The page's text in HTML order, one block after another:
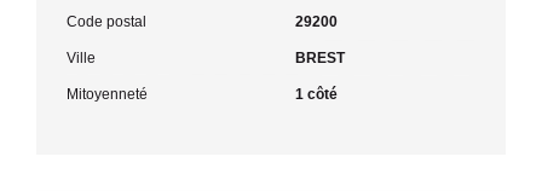
Code postal 29200
Ville BREST
Mitoyenneté 1 côté